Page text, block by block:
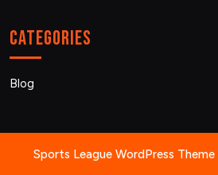
Categories
Blog
Sports League WordPress Theme